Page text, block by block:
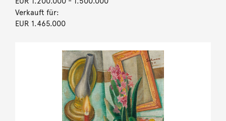
Verkauft für:
EUR 1.465.000